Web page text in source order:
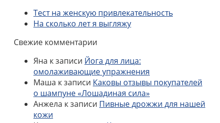
Тест на женскую привлекательность
На сколько лет я выгляжу
Свежие комментарии
Яна к записи Йога для лица:
омолаживающие упражнения
Маша к записи Каковы отзывы покупателей
о шампуне «Лошадиная сила»
Анжела к записи Пивные дрожжи для нашей
кожи